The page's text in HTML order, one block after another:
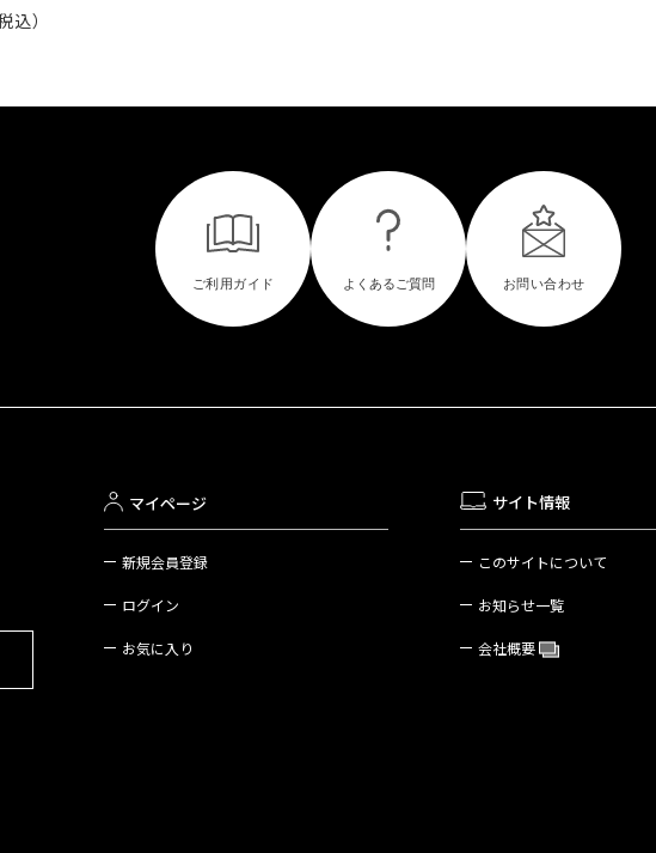
マイページ
新規会員登録
ログイン
お気に入り
サイト情報
このサイトについて
お知らせ一覧
会社概要